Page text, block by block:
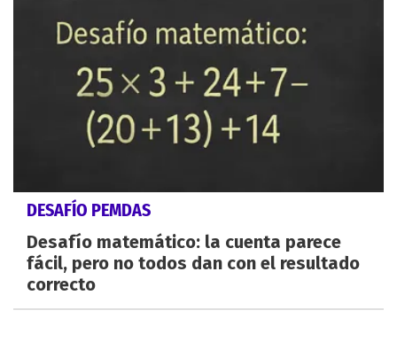
DESAFÍO PEMDAS
Desafío matemático: la cuenta parece
fácil, pero no todos dan con el resultado
correcto